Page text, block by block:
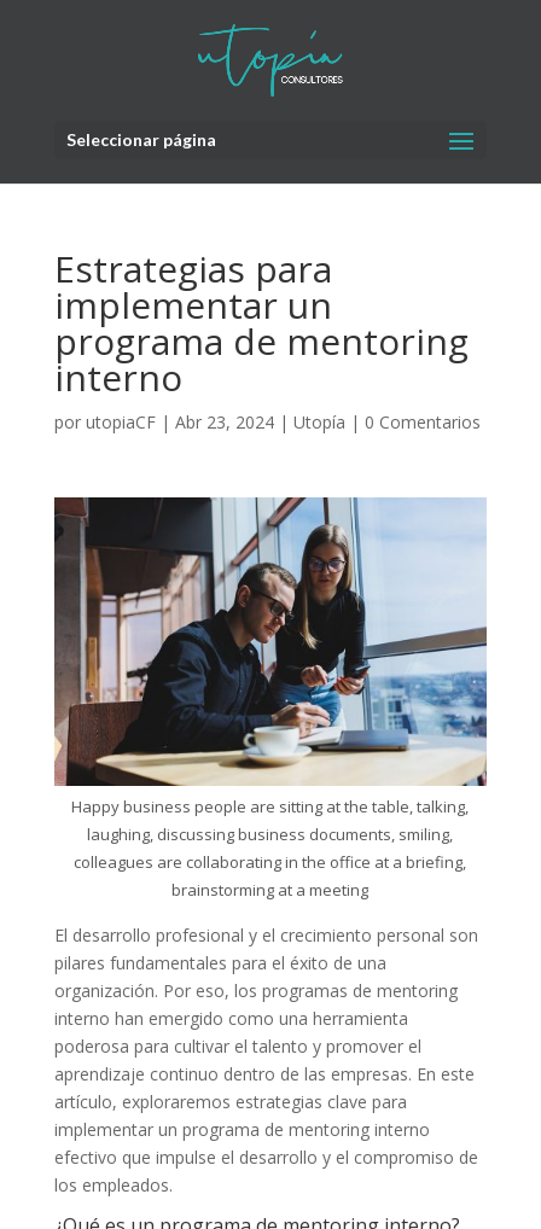
Seleccionar página
Estrategias para
implementar un
programa de mentoring
interno
por utopiaCF| Abr 23, 2024| Utopía | 0 Comentarios
Happy business people are sitting at the table, talking,
laughing, discussing business documents, smiling,
colleagues are collaborating in the office at a briefing,
brainstorming at a meeting
El desarrollo profesional y el crecimiento personal son
pilares fundamentales para el éxito de una
organización. Por eso, los programas de mentoring
interno han emergido como una herramienta
poderosa para cultivar el talento y promover el
aprendizaje continuo dentro de las empresas. En este
artículo, exploraremos estrategias clave para
implementar un programa de mentoring interno
efectivo que impulse el desarrollo y el compromiso de
los empleados.